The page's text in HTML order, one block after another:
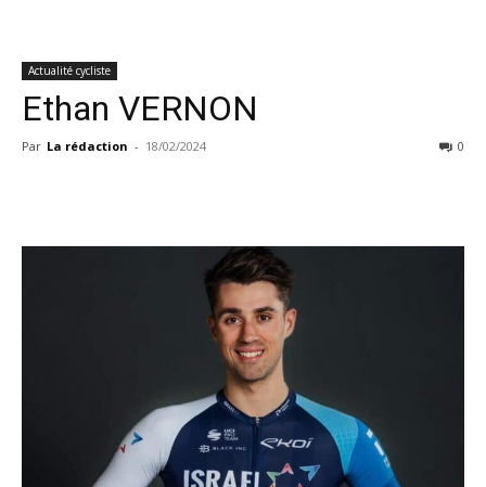
Actualité cycliste
Ethan VERNON
Par La rédaction - 18/02/2024 0